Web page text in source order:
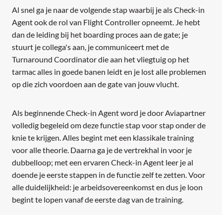
Al snel ga je naar de volgende stap waarbij je als Check-in
Agent ook de rol van Flight Controller opneemt. Je hebt
dan de leiding bij het boarding proces aan de gate; je
stuurt je collega's aan, je communiceert met de
Turnaround Coordinator die aan het vliegtuig op het
tarmac alles in goede banen leidt en je lost alle problemen
op die zich voordoen aan de gate van jouw vlucht.
Als beginnende Check-in Agent word je door Aviapartner
volledig begeleid om deze functie stap voor stap onder de
knie te krijgen. Alles begint met een klassikale training
voor alle theorie. Daarna ga je de vertrekhal in voor je
dubbelloop; met een ervaren Check-in Agent leer je al
doende je eerste stappen in de functie zelf te zetten. Voor
alle duidelijkheid: je arbeidsovereenkomst en dus je loon
begint te lopen vanaf de eerste dag van de training.